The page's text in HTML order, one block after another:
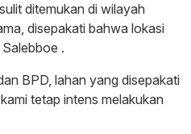
ditemukan di wilayah
disepakati bahwa lokasi
.
BPD, lahan yang disepakati
tetap intens melakukan